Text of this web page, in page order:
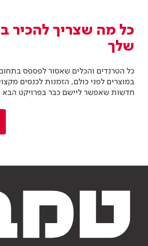
כל מה שצריך להכיר
שלך
כל הטרנדים והכלים שאסור לפספס
במוצרים לפני כולם, הזמנות לכנסים
חדשות שאפשר ליישם כבר בפרויקט הבא